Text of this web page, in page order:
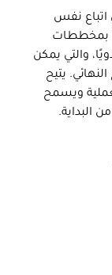
اتباع نفس
بمخططات
والتي يمكن
يتيح
ويسمح
البداية.